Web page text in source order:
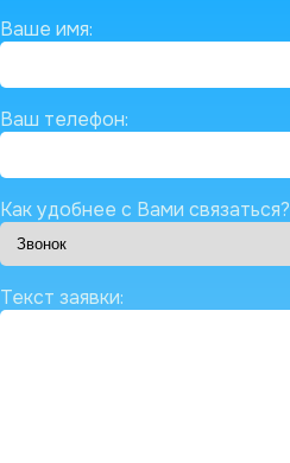
Ваше имя:
Ваш телефон:
Как удобнее с Вами связаться?
Текст заявки: